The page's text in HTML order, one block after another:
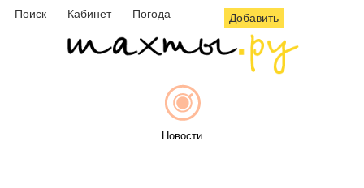
Поиск Кабинет Погода Добавить
Новости